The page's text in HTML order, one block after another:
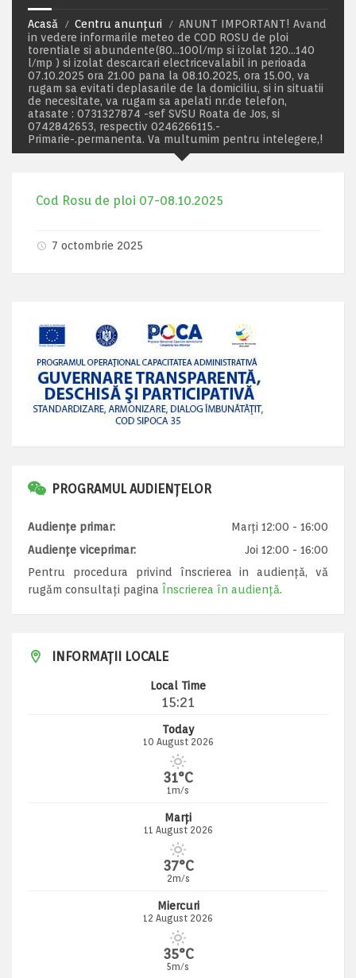
Acasă Centru anunțuri
ANUNT IMPORTANT! Avand
in vedere informarile meteo de COD ROSU de ploi
torentiale si abundente(80…100l/mp si izolat 120…140
l/mp ) si izolat descarcari electricevalabil in perioada
07.10.2025 ora 21.00 pana la 08.10.2025, ora 15.00, va
rugam sa evitati deplasarile de la domiciliu, si in situatii
de necesitate, va rugam sa apelati nr.de telefon,
atasate : 0731327874 -sef SVSU Roata de Jos, si
0742842653, respectiv 0246266115.-
Primarie-.permanenta. Va multumim pentru intelegere,!
Cod Rosu de ploi 07-08.10.2025
7 octombrie 2025
PROGRAMUL AUDIENȚELOR
Audiențe primar:
Marți 12:00 - 16:00
Audiențe viceprimar:
Joi 12:00 - 16:00
Pentru procedura privind înscrierea in audiență, vă
rugăm consultați pagina Înscrierea în audiență.
INFORMAȚII LOCALE
Local Time
15:21
Today
10 August 2026
31°C
1m/s
Marți
11 August 2026
37°C
2m/s
Miercuri
12 August 2026
35°C
5m/s